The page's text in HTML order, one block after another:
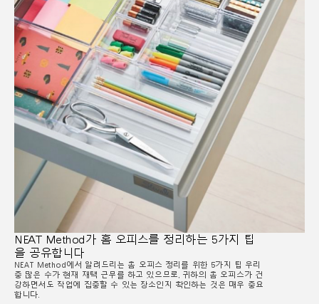
SIGN IN WITH SSO
비밀번호를 잊으셨나요
Select
Region
ENTER
NEAT Method가 홈 오피스를 정리하는 5가지 팁
을 공유합니다
NEAT Method에서 알려드리는 홈 오피스 정리를 위한 5가지 팁 우리
중 많은 수가 현재 재택 근무를 하고 있으므로, 귀하의 홈 오피스가 건
강하면서도 작업에 집중할 수 있는 장소인지 확인하는 것은 매우 중요
합니다.